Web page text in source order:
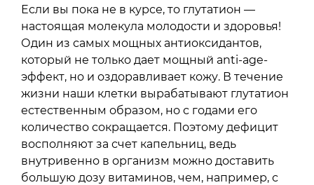
Если вы пока не в курсе, то глутатион —
настоящая молекула молодости и здоровья!
Один из самых мощных антиоксидантов,
который не только дает мощный anti-age-
эффект, но и оздоравливает кожу. В течение
жизни наши клетки вырабатывают глутатион
естественным образом, но с годами его
количество сокращается. Поэтому дефицит
восполняют за счет капельниц, ведь
внутривенно в организм можно доставить
большую дозу витаминов, чем, например, с